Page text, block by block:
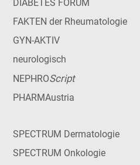
DIABETES FORUM
FAKTEN der Rheumatologie
GYN-AKTIV
neurologisch
NEPHROScript
PHARMAustria
SPECTRUM Dermatologie
SPECTRUM Onkologie